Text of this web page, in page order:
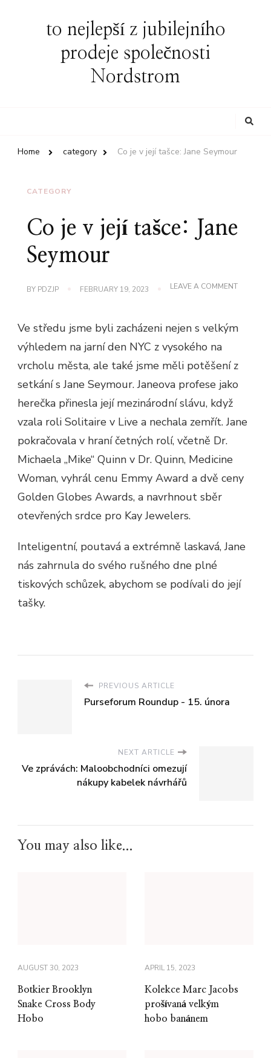
to nejlepší z jubilejního
prodeje společnosti
Nordstrom
Home category Co je v její tašce: Jane Seymour
CATEGORY
Co je v její tašce: Jane
Seymour
BY PDZJP FEBRUARY 19, 2023 LEAVE A COMMENTON
JEJÍ
Ve středu jsme byli zacházeni nejen s velkým
výhledem na jarní den NYC z vysokého na
vrcholu města, ale také jsme měli potěšení z
setkání s Jane Seymour. Janeova profese jako
herečka přinesla její mezinárodní slávu, když
vzala roli Solitaire v Live a nechala zemřít. Jane
pokračovala v hraní četných rolí, včetně Dr.
Michaela „Mike“ Quinn v Dr. Quinn, Medicine
Woman, vyhrál cenu Emmy Award a dvě ceny
Golden Globes Awards, a navrhnout sběr
otevřených srdce pro Kay Jewelers.
Inteligentní, poutavá a extrémně laskavá, Jane
nás zahrnula do svého rušného dne plné
tiskových schůzek, abychom se podívali do její
tašky.
PREVIOUS ARTICLE
Purseforum Roundup - 15. února
NEXT ARTICLE
Ve zprávách: Maloobchodníci omezují
nákupy kabelek návrhářů
You may also like...
AUGUST 30, 2023
Botkier Brooklyn
Snake Cross Body
Hobo
APRIL 15, 2023
Kolekce Marc Jacobs
prošívaná velkým
hobo banánem